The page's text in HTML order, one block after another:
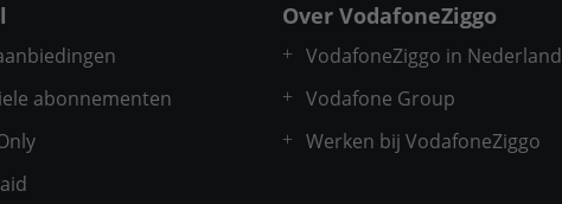
abonnementen
Over VodafoneZiggo
VodafoneZiggo in Nederland
Vodafone Group
Werken bij VodafoneZiggo